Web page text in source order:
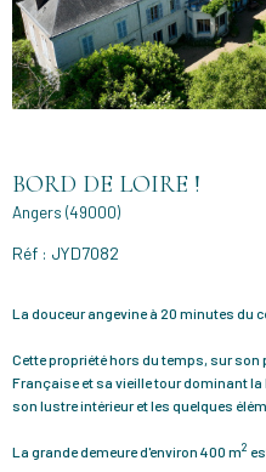
BORD DE LOIRE !
Angers (49000)
Réf : JYD7082
La douceur angevine à 20 minutes du
Cette propriété hors du temps, sur son
Française et sa vieille tour dominant
son lustre intérieur et les quelques
La grande demeure d'environ 400 m2